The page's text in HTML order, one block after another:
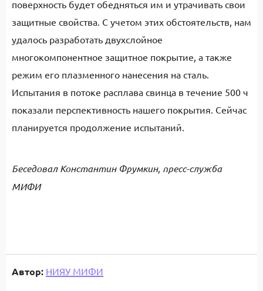
поверхность будет обедняться им и утрачивать свои
защитные свойства. С учетом этих обстоятельств, нам
удалось разработать двухслойное
многокомпонентное защитное покрытие, а также
режим его плазменного нанесения на сталь.
Испытания в потоке расплава свинца в течение 500 ч
показали перспективность нашего покрытия. Сейчас
планируется продолжение испытаний.
Беседовал Константин Фрумкин, пресс-служба
МИФИ
Автор: НИЯУ МИФИ